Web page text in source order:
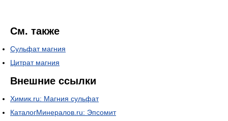
См. также
Сульфат магния
Цитрат магния
Внешние ссылки
Химик.ru: Магния сульфат
КаталогМинералов.ru: Эпсомит